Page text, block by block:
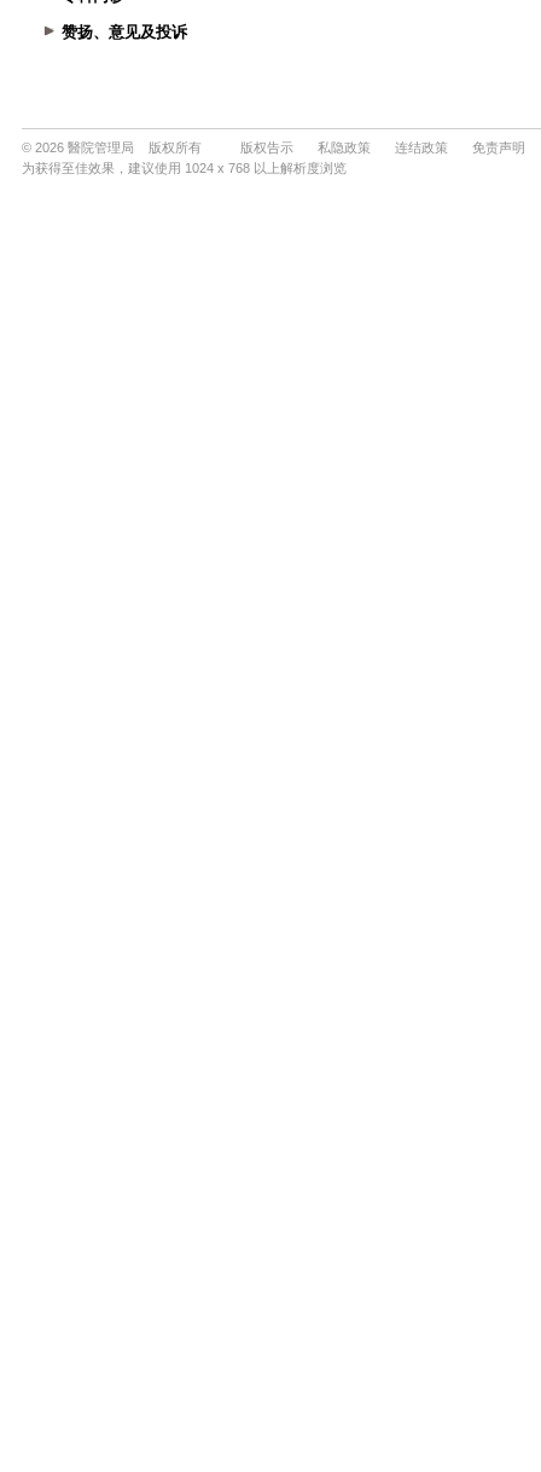
赞扬、意见及投诉
© 2026 醫院管理局 版权所有 版权告示 私隐政策 连结政策
免责声明
为获得至佳效果，建议使用 1024 x 768 以上解析度浏览